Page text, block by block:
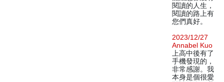
閱讀的人生，
閱讀的路上有
您們真好。
2023/12/27
Annabel Kuo
上高中後有了
手機發現的，
非常感謝。我
本身是個很愛